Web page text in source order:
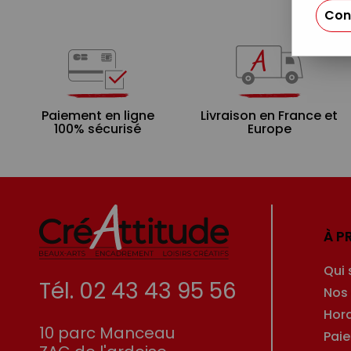
Paiement en ligne
100% sécurisé
Livraison en France et
Europe
Tél. 02 43 43 95 56
10 parc Manceau
À
Qui